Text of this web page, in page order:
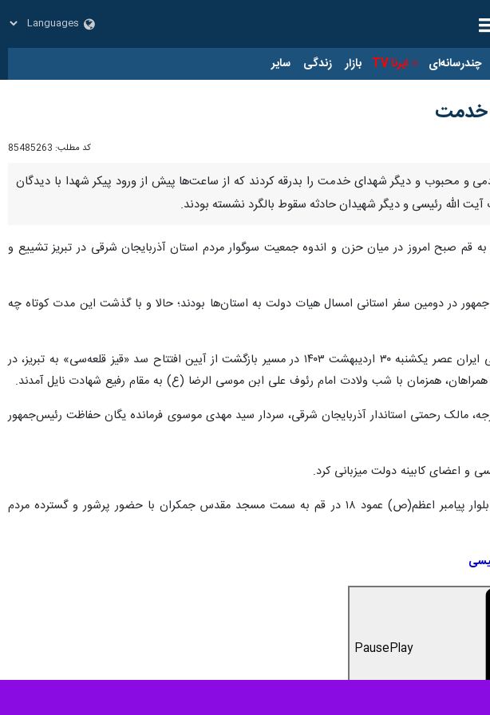
چندرسانه‌ای ایرنا TV بازار زندگی سایر
خدمت
کد مطلب: 85485263
و محبوب و دیگر شهدای خدمت را بدرقه کردند که از ساعت‌ها پیش از ورود پیکر شهدا با دیدگان
الله رئیسی و دیگر شهیدان حادثه سقوط بالگرد نشسته بودند.
قم صبح امروز در میان حزن و اندوه جمعیت سوگوار مردم استان آذربایجان شرقی در تبریز تشییع و
در دومین سفر استانی امسال هیات دولت به استان‌ها بودند؛ حالا و با گذشت این مدت کوتاه چه
خادم‌الرضا(ع) و هشتمین رئیس جمهوری اسلامی ایران عصر یکشنبه ۳۰ اردیبهشت ۱۴۰۳ در مسیر بازگشت از آیین افتتاح سد «قیز قلعه‌سی» به تبریز، در
همزمان با شب ولادت امام رئوف علی ابن موسی الرضا (ع) به مقام رفیع شهادت نایل آمدند.
مالک رحمتی استاندار آذربایجان شرقی، سردار سید مهدی موسوی فرمانده یگان حفاظت رئیس‌جمهور
آیین تشییع پیکر مطهر رئیس جمهور و شهدای خدمت از حدود ساعت ۱۶:۳۰ از ابتدای بلوار پیامبر اعظم(ص) عمود ۱۸ در قم به سمت مسجد مقدس جمکران با حضور پرشور و گسترده مردم
PausePlay